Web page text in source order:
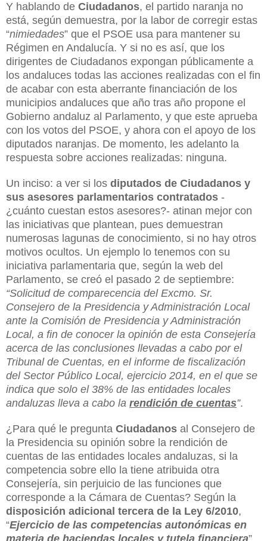
Y hablando de Ciudadanos, el partido naranja no
está, según demuestra, por la labor de corregir estas
“nimiedades” que el PSOE usa para mantener su
Régimen en Andalucía. Y si no es así, que los
dirigentes de Ciudadanos expongan públicamente a
los andaluces todas las acciones realizadas con el fin
de acabar con esta aberrante financiación de los
municipios andaluces que año tras año propone el
Gobierno andaluz al Parlamento, y que este aprueba
con los votos del PSOE, y ahora con el apoyo de los
diputados naranjas. De momento, les adelanto la
respuesta sobre acciones realizadas: ninguna.
Un inciso: a ver si los diputados de Ciudadanos y
sus asesores parlamentarios contratados -
¿cuánto cuestan estos asesores?- atinan mejor con
las iniciativas que plantean, pues demuestran
numerosas lagunas de conocimiento, si no hay otros
motivos ocultos. Un ejemplo lo tenemos con su
iniciativa parlamentaria que, según la web del
Parlamento, se creó el pasado 2 de septiembre:
“Solicitud de comparecencia del Excmo. Sr.
Consejero de la Presidencia y Administración Local
ante la Comisión de Presidencia y Administración
Local, a fin de conocer la opinión de esta Consejería
acerca de las conclusiones llevadas a cabo por el
Tribunal de Cuentas, en el informe de fiscalización
del Sector Público Local, ejercicio 2014, en el que se
indica que solo el 38% de las entidades locales
andaluzas lleva a cabo la rendición de cuentas”.
¿Para qué le pregunta Ciudadanos al Consejero de
la Presidencia su opinión sobre la rendición de
cuentas de las entidades locales andaluzas, si la
competencia sobre ello la tiene atribuida otra
Consejería, sin perjuicio de las funciones que
corresponde a la Cámara de Cuentas? Según la
disposición adicional tercera de la Ley 6/2010,
“Ejercicio de las competencias autonómicas en